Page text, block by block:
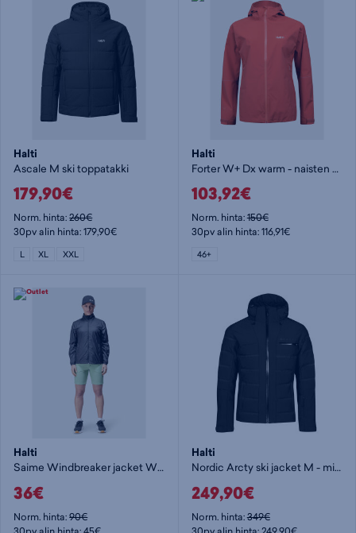
Halti
Ascale M ski toppatakki
179,90€
Norm. hinta:260€
30pv alin hinta: 179,90€
L XL XXL
Halti
Forter W+ Dx warm - naisten kevytvanutakki
103,92€
Norm. hinta:150€
30pv alin hinta: 116,91€
46+
Halti
Saime Windbreaker jacket W - naisten tuulitakki
36€
Norm. hinta:90€
Halti
Nordic Arcty ski jacket M - miesten toppatakki
249,90€
Norm. hinta:349€